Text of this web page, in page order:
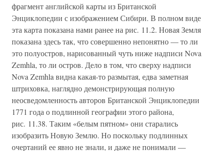
фрагмент английской карты из Британской
Энциклопедии с изображением Сибири. В полном виде
эта карта показана нами ранее на рис. 11.2. Новая Земля
показана здесь так, что совершенно непонятно — то ли
это полуостров, нарисованный чуть ниже надписи Nova
Zemhla, то ли остров. Дело в том, что сверху надписи
Nova Zemhla видна какая-то размытая, едва заметная
штриховка, наглядно демонстрирующая полную
неосведомленность авторов Британской Энциклопедии
1771 года о подлинной географии этого района,
рис. 11.38. Таким «белым пятном» они старались
изобразить Новую Землю. Но поскольку подлинных
очертаний ее явно не знали, и даже не понимали —